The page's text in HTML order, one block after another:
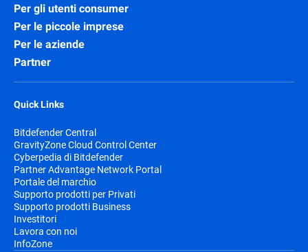
Per gli utenti consumer
Per le piccole imprese
Per le aziende
Partner
Quick Links
Bitdefender Central
GravityZone Cloud Control Center
Cyberpedia di Bitdefender
Partner Advantage Network Portal
Portale del marchio
Supporto prodotti per Privati
Supporto prodotti Business
Investitori
Lavora con noi
InfoZone